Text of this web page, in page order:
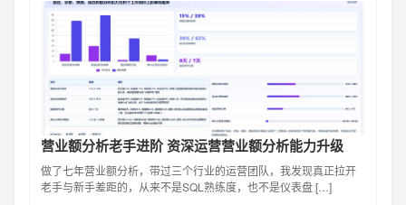
营业额分析老手进阶 资深运营营业额分析能力升级
做了七年营业额分析，带过三个行业的运营团队，我发现真正拉开
老手与新手差距的，从来不是SQL熟练度，也不是仪表盘 […]